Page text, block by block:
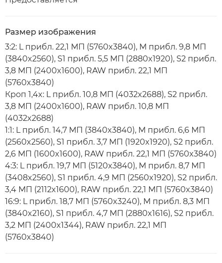
Размер изображения
3:2: L прибл. 22,1 МП (5760x3840), M прибл. 9,8 МП
(3840x2560), S1 прибл. 5,5 МП (2880x1920), S2 прибл.
3,8 МП (2400x1600), RAW прибл. 22,1 МП
(5760x3840)
Кроп 1,4x: L прибл. 10,8 МП (4032x2688), S2 прибл.
3,8 МП (2400x1600), RAW прибл. 10,8 МП
(4032x2688)
1:1: L прибл. 14,7 МП (3840x3840), M прибл. 6,6 МП
(2560x2560), S1 прибл. 3,7 МП (1920x1920), S2 прибл.
2,6 МП (1600x1600), RAW прибл. 22,1 МП (5760x3840)
4:3: L прибл. 19,7 МП (5120x3840), M прибл. 8,7 МП
(3408x2560), S1 прибл. 4,9 МП (2560x1920), S2 прибл.
3,4 МП (2112x1600), RAW прибл. 22,1 МП (5760x3840)
16:9: L прибл. 18,7 МП (5760x3240), M прибл. 8,3 МП
(3840x2160), S1 прибл. 4,7 МП (2880x1616), S2 прибл.
3,2 МП (2400x1344), RAW прибл. 22,1 МП
(5760x3840)